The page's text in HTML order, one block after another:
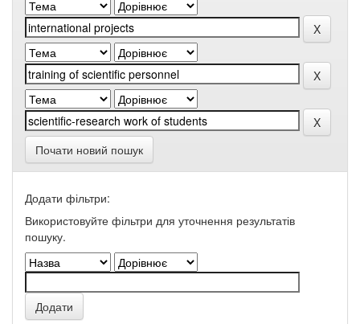
Почати новий пошук
Додати фільтри:
Використовуйте фільтри для уточнення результатів
пошуку.